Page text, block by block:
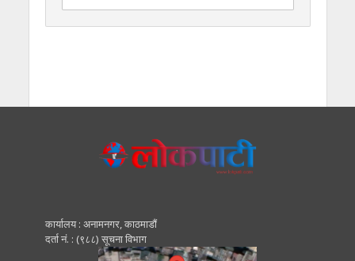
कार्यालय : अनामनगर, काठमाडाैं
दर्ता नं. : (९८८) सूचना विभाग